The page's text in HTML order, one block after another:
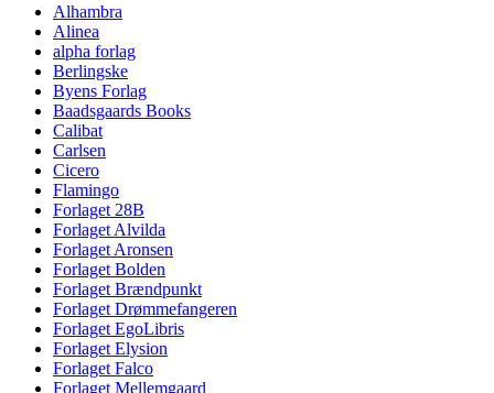
Alhambra
Alinea
alpha forlag
Berlingske
Byens Forlag
Baadsgaards Books
Calibat
Carlsen
Cicero
Flamingo
Forlaget 28B
Forlaget Alvilda
Forlaget Aronsen
Forlaget Bolden
Forlaget Brændpunkt
Forlaget Drømmefangeren
Forlaget EgoLibris
Forlaget Elysion
Forlaget Falco
Forlaget Mellemgaard